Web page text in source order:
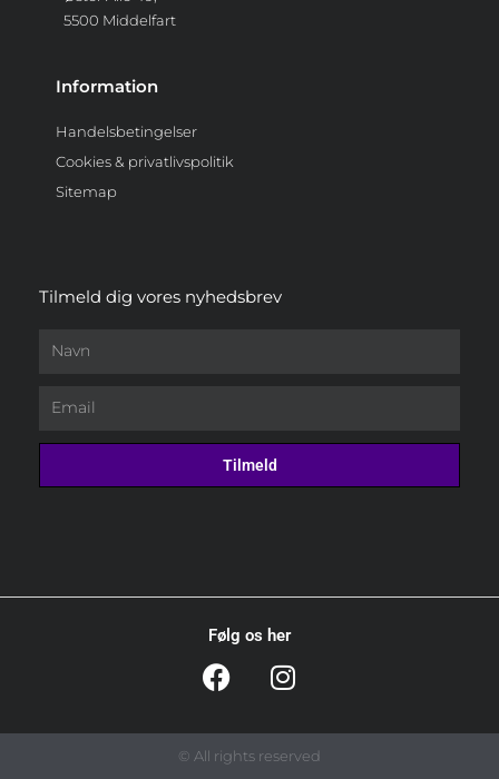
5500 Middelfart
Information
Handelsbetingelser
Cookies & privatlivspolitik
Sitemap
Tilmeld dig vores nyhedsbrev
Tilmeld
Følg os her
F
c
e
I
s
t
© All rights reserved